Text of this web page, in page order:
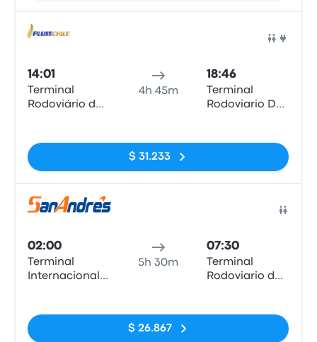
14:01
Terminal
Rodoviário de
4h 45m
18:46
Terminal
Rodoviario De
$ 31.233
02:00
Terminal
Internacional
5h 30m
07:30
Terminal
Rodoviario de
$ 26.867